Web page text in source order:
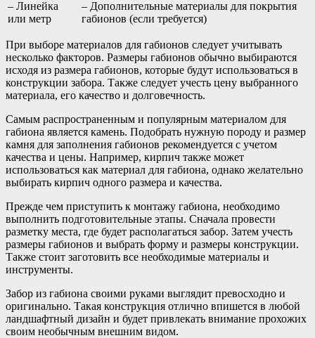
– Линейка
или метр
– Дополнительные материалы для покрытия
габионов (если требуется)
При выборе материалов для габионов следует учитывать
несколько факторов. Размеры габионов обычно выбираются
исходя из размера габионов, которые будут использоваться в
конструкции забора. Также следует учесть цену выбранного
материала, его качество и долговечность.
Самым распространенным и популярным материалом для
габиона является камень. Подобрать нужную породу и размер
камня для заполнения габионов рекомендуется с учетом
качества и цены. Например, кирпич также может
использоваться как материал для габиона, однако желательно
выбирать кирпич одного размера и качества.
Прежде чем приступить к монтажу габиона, необходимо
выполнить подготовительные этапы. Сначала провести
разметку места, где будет располагаться забор. Затем учесть
размеры габионов и выбрать форму и размеры конструкции.
Также стоит заготовить все необходимые материалы и
инструменты.
Забор из габиона своими руками выглядит превосходно и
оригинально. Такая конструкция отлично впишется в любой
ландшафтный дизайн и будет привлекать внимание прохожих
своим необычным внешним видом.